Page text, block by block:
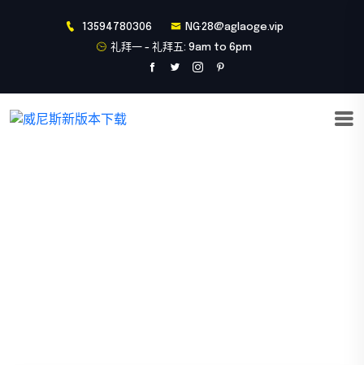
13594780306
NG·28@aglaoge.vip
礼拜一 - 礼拜五: 9am to 6pm